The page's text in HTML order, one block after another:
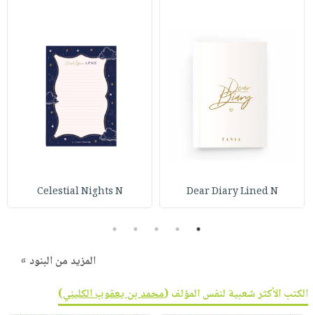
Dear Diary Lined N
Celestial Nights N
1
2
3
4
5
المزيد من البنود »
الكتب الأكثر شعبية لنفس المؤلف (محمد بن يعقوب الكليني)